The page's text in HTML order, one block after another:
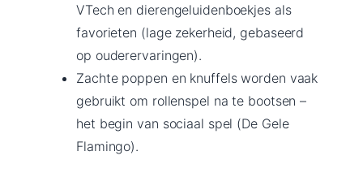
VTech en dierengeluidenboekjes als
favorieten (lage zekerheid, gebaseerd
op ouderervaringen).
Zachte poppen en knuffels worden vaak
gebruikt om rollenspel na te bootsen –
het begin van sociaal spel (De Gele
Flamingo).